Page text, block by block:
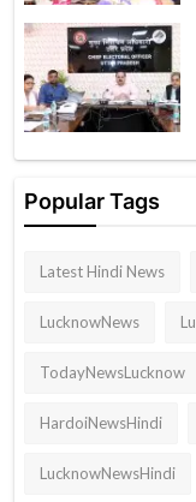
Popular Tags
Latest Hindi News
LucknowNews
TodayNewsLucknow
HardoiNewsHindi
LucknowNewsHindi